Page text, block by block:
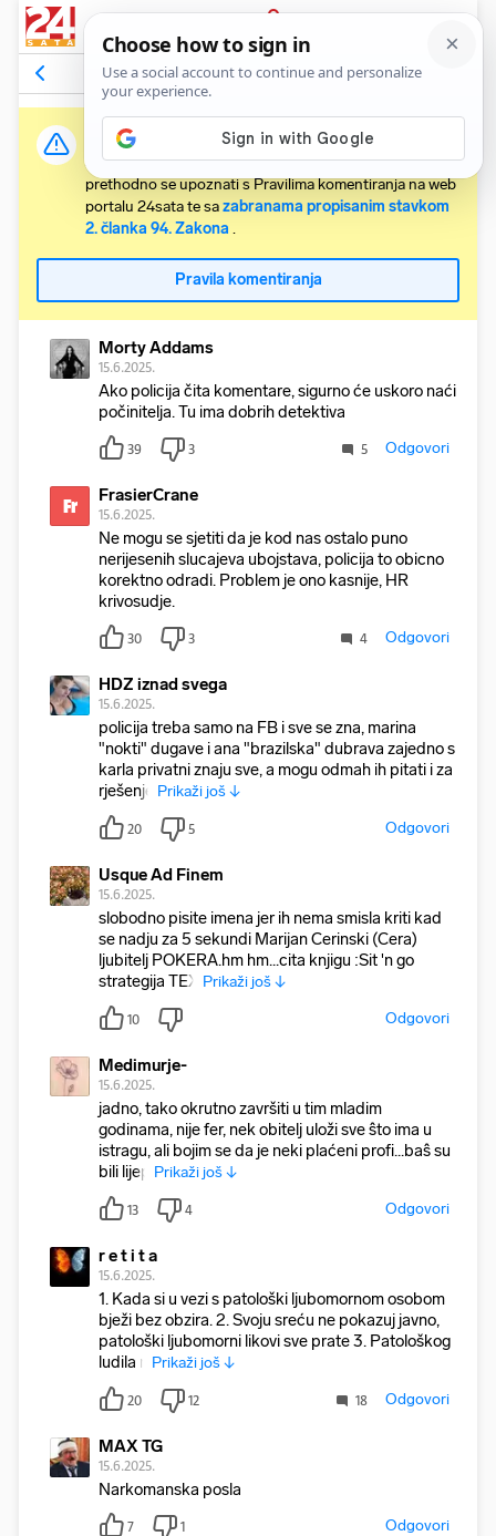
PRIJAVA
Komentari81 Relevantni
Važna obavijest:
Svaki korisnik koji želi komentirati članke obvezan je
prethodno se upoznati s Pravilima komentiranja na web
portalu 24sata te sazabranama propisanim stavkom
2. članka 94. Zakona .
Pravila komentiranja
Morty Addams
15.6.2025.
Ako policija čita komentare, sigurno će uskoro naći
počinitelja. Tu ima dobrih detektiva
39 3 5 Odgovori
Fr FrasierCrane
15.6.2025.
Ne mogu se sjetiti da je kod nas ostalo puno
nerijesenih slucajeva ubojstava, policija to obicno
korektno odradi. Problem je ono kasnije, HR
krivosudje.
30 3 4 Odgovori
HDZ iznad svega
15.6.2025.
policija treba samo na FB i sve se zna, marina
"nokti" dugave i ana "brazilska" dubrava zajedno s
karla privatni znaju sve, a mogu odmah ih pitati i za
rješenje Prikaži još ↓
20 5 Odgovori
Usque Ad Finem
15.6.2025.
slobodno pisite imena jer ih nema smisla kriti kad
se nadju za 5 sekundi Marijan Cerinski (Cera)
ljubitelj POKERA.hm hm...cita knjigu :Sit 'n go
strategija TEX Prikaži još ↓
10 Odgovori
Medimurje-
15.6.2025.
jadno, tako okrutno završiti u tim mladim
godinama, nije fer, nek obitelj uloži sve ŝto ima u
istragu, ali bojim se da je neki plaćeni profi...baŝ su
bili lijep Prikaži još ↓
13 4 Odgovori
r e t i t a
15.6.2025.
1. Kada si u vezi s patološki ljubomornom osobom
bježi bez obzira. 2. Svoju sreću ne pokazuj javno,
patološki ljubomorni likovi sve prate 3. Patološkog
ludila n Prikaži još ↓
20 12 18 Odgovori
MAX TG
15.6.2025.
Narkomanska posla
7 1 Odgovori